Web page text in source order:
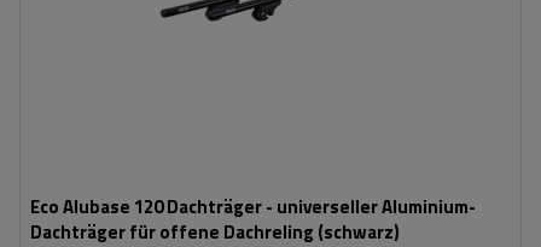
Eco Alubase 120 Dachträger - universeller Aluminium-
Dachträger für offene Dachreling (schwarz)